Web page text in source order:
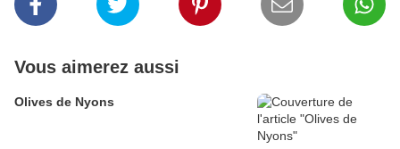
Vous aimerez aussi
Olives de Nyons